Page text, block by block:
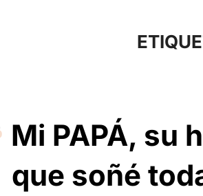
Mi PAPÁ, su
que soñé